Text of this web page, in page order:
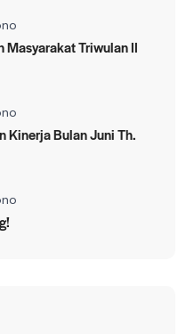
Masyarakat Triwulan II
Kinerja Bulan Juni Th.